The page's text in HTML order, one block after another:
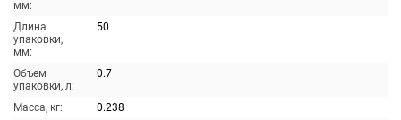
мм:
Длина
упаковки,
мм:
50
Объем
упаковки, л:
0.7
Масса, кг:
0.238